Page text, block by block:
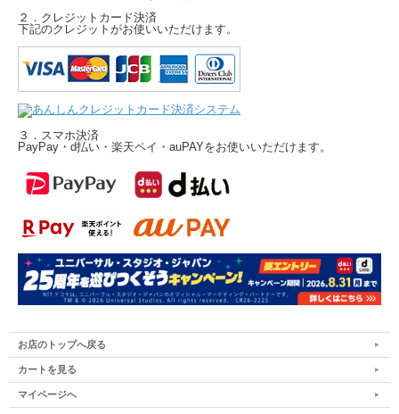
２．クレジットカード決済
下記のクレジットがお使いいただけます。
３．スマホ決済
PayPay・d払い・楽天ペイ・auPAYをお使いいただけます。
お店のトップへ戻る
カートを見る
マイページへ